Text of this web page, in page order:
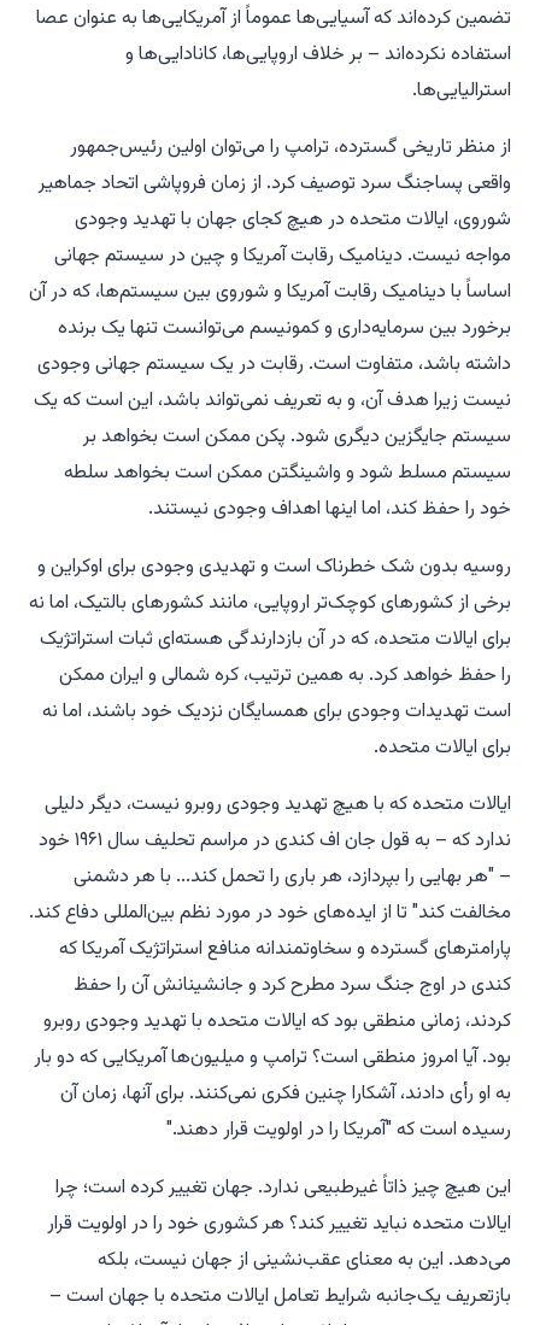
تضمین کرده‌اند که آسیایی‌ها عموماً از آمریکایی‌ها به عنوان عصا
استفاده نکرده‌اند – بر خلاف اروپایی‌ها، کانادایی‌ها و
استرالیایی‌ها.
از منظر تاریخی گسترده، ترامپ را می‌توان اولین رئیس‌جمهور
واقعی پساجنگ سرد توصیف کرد. از زمان فروپاشی اتحاد جماهیر
شوروی، ایالات متحده در هیچ کجای جهان با تهدید وجودی
مواجه نیست. دینامیک رقابت آمریکا و چین در سیستم جهانی
اساساً با دینامیک رقابت آمریکا و شوروی بین سیستم‌ها، که در آن
برخورد بین سرمایه‌داری و کمونیسم می‌توانست تنها یک برنده
داشته باشد، متفاوت است. رقابت در یک سیستم جهانی وجودی
نیست زیرا هدف آن، و به تعریف نمی‌تواند باشد، این است که یک
سیستم جایگزین دیگری شود. پکن ممکن است بخواهد بر
سیستم مسلط شود و واشینگتن ممکن است بخواهد سلطه
خود را حفظ کند، اما اینها اهداف وجودی نیستند.
روسیه بدون شک خطرناک است و تهدیدی وجودی برای اوکراین و
برخی از کشورهای کوچک‌تر اروپایی، مانند کشورهای بالتیک، اما نه
برای ایالات متحده، که در آن بازدارندگی هسته‌ای ثبات استراتژیک
را حفظ خواهد کرد. به همین ترتیب، کره شمالی و ایران ممکن
است تهدیدات وجودی برای همسایگان نزدیک خود باشند، اما نه
برای ایالات متحده.
ایالات متحده که با هیچ تهدید وجودی روبرو نیست، دیگر دلیلی
ندارد که – به قول جان اف کندی در مراسم تحلیف سال ۱۹۶۱ خود
– "هر بهایی را بپردازد، هر باری را تحمل کند... با هر دشمنی
مخالفت کند" تا از ایده‌های خود در مورد نظم بین‌المللی دفاع کند.
پارامترهای گسترده و سخاوتمندانه منافع استراتژیک آمریکا که
کندی در اوج جنگ سرد مطرح کرد و جانشینانش آن را حفظ
کردند، زمانی منطقی بود که ایالات متحده با تهدید وجودی روبرو
بود. آیا امروز منطقی است؟ ترامپ و میلیون‌ها آمریکایی که دو بار
به او رأی دادند، آشکارا چنین فکری نمی‌کنند. برای آنها، زمان آن
رسیده است که "آمریکا را در اولویت قرار دهند."
این هیچ چیز ذاتاً غیرطبیعی ندارد. جهان تغییر کرده است؛ چرا
ایالات متحده نباید تغییر کند؟ هر کشوری خود را در اولویت قرار
می‌دهد. این به معنای عقب‌نشینی از جهان نیست، بلکه
بازتعریف یک‌جانبه شرایط تعامل ایالات متحده با جهان است –